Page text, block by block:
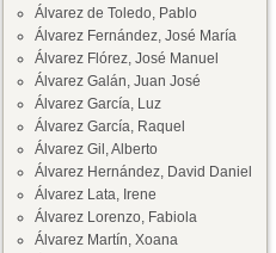
Álvarez de Toledo, Pablo
Álvarez Fernández, José María
Álvarez Flórez, José Manuel
Álvarez Galán, Juan José
Álvarez García, Luz
Álvarez García, Raquel
Álvarez Gil, Alberto
Álvarez Hernández, David Daniel
Álvarez Lata, Irene
Álvarez Lorenzo, Fabiola
Álvarez Martín, Xoana